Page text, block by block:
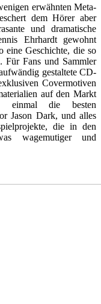
erwähnten Meta-
dem Hörer aber
und dramatische
Ehrhardt gewohnt
eine Geschichte, die so
Für Fans und Sammler
gestaltete CD-
Covermotiven
auf den Markt
einmal die besten
Jason Dark, und alles
die in den
wagemutiger und